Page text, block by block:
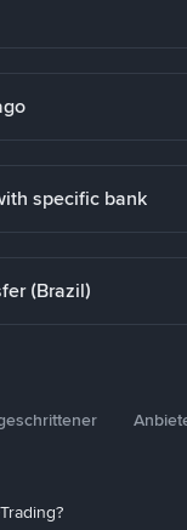
specific bank
(Brazil)